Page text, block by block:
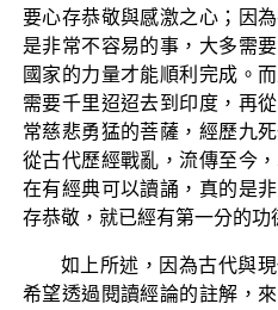
要心存恭敬與感激之心；因
是非常不容易的事，大多需
國家的力量才能順利完成。
需要千里迢迢去到印度，再
常慈悲勇猛的菩薩，經歷九
從古代歷經戰亂，流傳至今
在有經典可以讀誦，真的是
存恭敬，就已經有第一分的功
如上所述，因為古代與
希望透過閱讀經論的註解，